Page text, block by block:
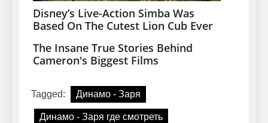
Tagged: Динамо - Заря
Динамо - Заря где смотреть